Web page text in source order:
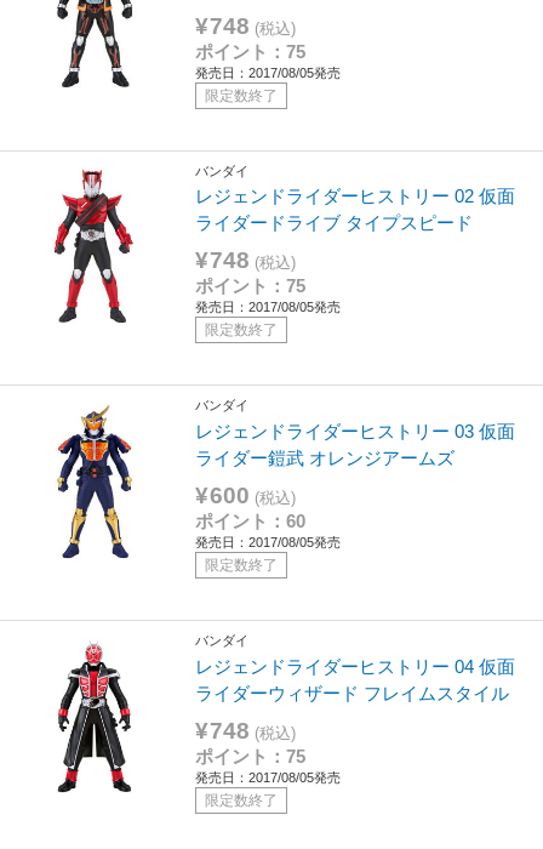
¥748 (税込)
ポイント：75
発売日：2017/08/05発売
限定数終了
バンダイ
レジェンドライダーヒストリー 02 仮面
ライダードライブ タイプスピード
¥748 (税込)
ポイント：75
発売日：2017/08/05発売
限定数終了
バンダイ
レジェンドライダーヒストリー 03 仮面
ライダー鎧武 オレンジアームズ
¥600 (税込)
ポイント：60
発売日：2017/08/05発売
限定数終了
バンダイ
レジェンドライダーヒストリー 04 仮面
ライダーウィザード フレイムスタイル
¥748 (税込)
ポイント：75
発売日：2017/08/05発売
限定数終了